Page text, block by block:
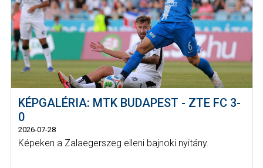
KÉPGALÉRIA: MTK BUDAPEST - ZTE FC 3-
0
2026-07-28
Képeken a Zalaegerszeg elleni bajnoki nyitány.